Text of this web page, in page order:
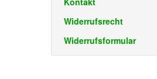
Widerrufsrecht
Widerrufsformular